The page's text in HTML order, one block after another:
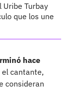
Uribe Turbay
que los une
hace
el cantante,
consideran